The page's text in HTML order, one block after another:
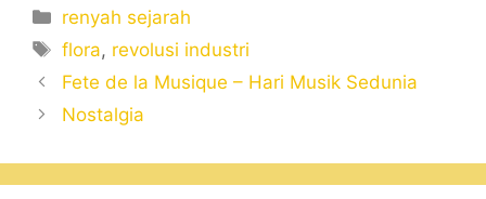
Categories
renyah sejarah
Tags
flora, revolusi industri
Fete de la Musique – Hari Musik Sedunia
Nostalgia